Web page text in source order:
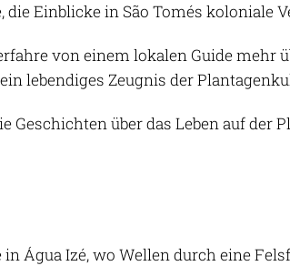
die Einblicke in São Tomés koloniale
von einem lokalen Guide mehr
lebendiges Zeugnis der
Geschichten über das Leben auf der
in Água Izé, wo Wellen durch eine